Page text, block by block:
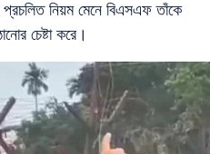
নিয়ম মেনে বিএসএফ তাঁকে
চেষ্টা করে।